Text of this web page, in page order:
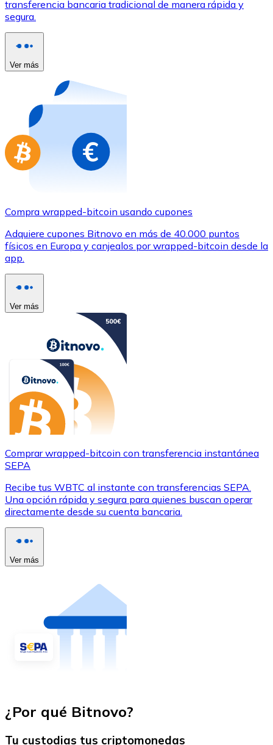
Tienda - Tarjetas regalo
Nuevo
Compra tarjetas regalo de tus marcas favoritas con
Ir a la tienda de tarjetas regalo
transferencia bancaria tradicional de manera rápida y
segura.
Ver más
Compra wrapped-bitcoin usando cupones
Adquiere cupones Bitnovo en más de 40.000 puntos
físicos en Europa y canjealos por wrapped-bitcoin desde la
app.
Ver más
Comprar wrapped-bitcoin con transferencia instantánea
SEPA
Recibe tus WBTC al instante con transferencias SEPA.
Una opción rápida y segura para quienes buscan operar
directamente desde su cuenta bancaria.
Ver más
¿Por qué Bitnovo?
Tu custodias tus criptomonedas